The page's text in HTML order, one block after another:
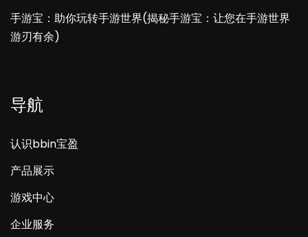
手游宝：助你玩转手游世界(揭秘手游宝：让您在手游世界
游刃有余)
导航
认识bbin宝盈
产品展示
游戏中心
企业服务